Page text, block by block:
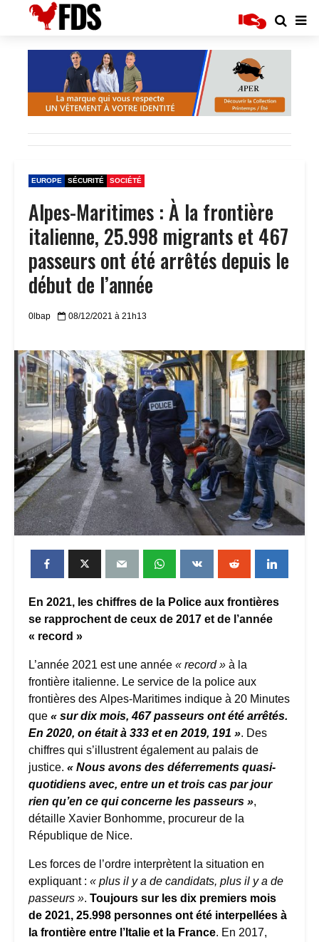
EUROPE SÉCURITÉ SOCIÉTÉ
Alpes-Maritimes : À la frontière
italienne, 25.998 migrants et 467
passeurs ont été arrêtés depuis le
début de l’année
0lbap 08/12/2021 à 21h13
En 2021, les chiffres de la Police aux frontières
se rapprochent de ceux de 2017 et de l’année
« record »
L’année 2021 est une année « record » à la
frontière italienne. Le service de la police aux
frontières des Alpes-Maritimes indique à 20 Minutes
que « sur dix mois, 467 passeurs ont été arrêtés.
En 2020, on était à 333 et en 2019, 191 ». Des
chiffres qui s’illustrent également au palais de
justice. « Nous avons des déferrements quasi-
quotidiens avec, entre un et trois cas par jour
rien qu’en ce qui concerne les passeurs »,
détaille Xavier Bonhomme, procureur de la
République de Nice.
Les forces de l’ordre interprètent la situation en
expliquant : « plus il y a de candidats, plus il y a de
passeurs ». Toujours sur les dix premiers mois
de 2021, 25.998 personnes ont été interpellées à
la frontière entre l’Italie et la France. En 2017,